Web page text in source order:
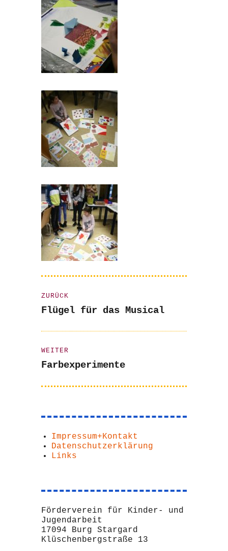
ZURÜCK
Vorheriger
Flügel für das Musical
WEITER
Nächster
Farbexperimente
Impressum+Kontakt
Datenschutzerklärung
Links
Förderverein für Kinder- und
Jugendarbeit
17094 Burg Stargard
Klüschenbergstraße 13